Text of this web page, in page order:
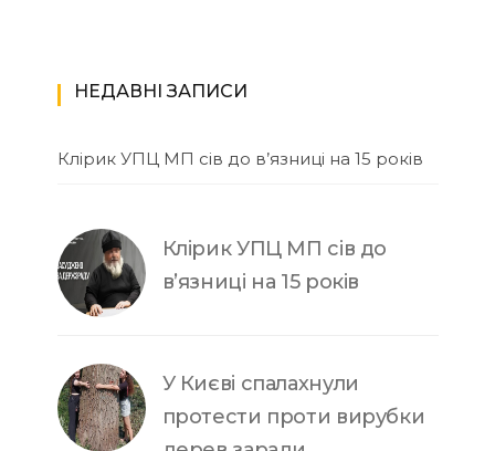
НЕДАВНІ ЗАПИСИ
Клірик УПЦ МП сів до в’язниці на 15 років
Клірик УПЦ МП сів до
в’язниці на 15 років
У Києві спалахнули
протести проти вирубки